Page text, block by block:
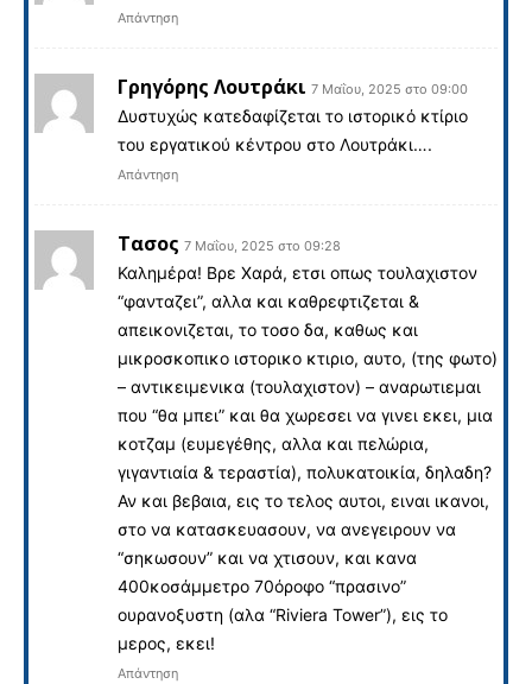
Απάντηση
Γρηγόρης Λουτράκι 7 Μαΐου, 2025 στο 09:00
Δυστυχώς κατεδαφίζεται το ιστορικό κτίριο
του εργατικού κέντρου στο Λουτράκι….
Απάντηση
Τασος 7 Μαΐου, 2025 στο 09:28
Καλημέρα! Βρε Χαρά, ετσι οπως τουλαχιστον
“φανταζει”, αλλα και καθρεφτιζεται &
απεικονιζεται, το τοσο δα, καθως και
μικροσκοπικο ιστορικο κτιριο, αυτο, (της φωτο)
– αντικειμενικα (τουλαχιστον) – αναρωτιεμαι
που “θα μπει” και θα χωρεσει να γινει εκει, μια
κοτζαμ (ευμεγέθης, αλλα και πελώρια,
γιγαντιαία & τεραστία), πολυκατοικία, δηλαδη?
Αν και βεβαια, εις το τελος αυτοι, ειναι ικανοι,
στο να κατασκευασουν, να ανεγειρουν να
“σηκωσουν” και να χτισουν, και κανα
400κοσάμμετρο 70όροφο “πρασινο”
ουρανοξυστη (αλα “Riviera Tower”), εις το
μερος, εκει!
Απάντηση